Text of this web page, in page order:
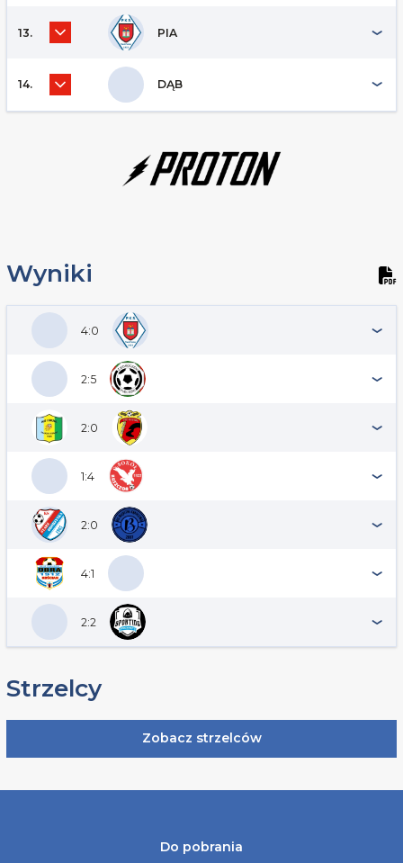
13. PIA
14. DĄB
Wyniki
4:0
2:5
2:0
1:4
2:0
4:1
2:2
Strzelcy
Zobacz strzelców
Do pobrania